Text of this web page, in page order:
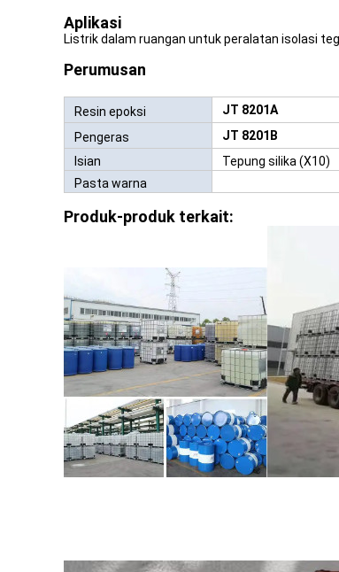
Aplikasi
Listrik dalam ruangan untuk peralatan isolasi
Perumusan
Resin epoksi JT 8201A
Pengeras
JT 8201B
Isian
Tepung silika (X10)
Pasta warna
Produk-produk terkait: